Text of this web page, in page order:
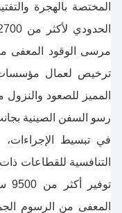
المختصة بالهجرة
ترخيص لعمال مؤسسات
رسو السفن الصينية
في تبسيط الإجراءات،
التنافسية للقطاعات